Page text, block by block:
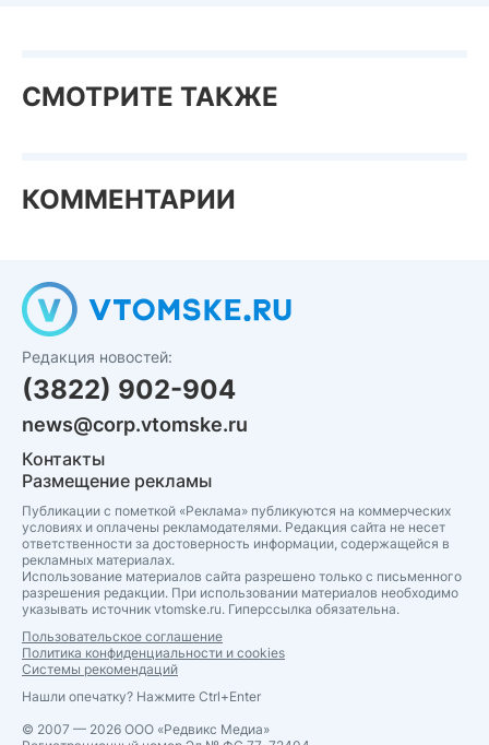
СМОТРИТЕ ТАКЖЕ
КОММЕНТАРИИ
Редакция новостей:
(3822) 902-904
news@corp.vtomske.ru
Контакты
Размещение рекламы
Публикации с пометкой «Реклама» публикуются на коммерческих
условиях и оплачены рекламодателями. Редакция сайта не несет
ответственности за достоверность информации, содержащейся в
рекламных материалах.
Использование материалов сайта разрешено только с письменного
разрешения редакции. При использовании материалов необходимо
указывать источник vtomske.ru. Гиперссылка обязательна.
Пользовательское соглашение
Политика конфиденциальности и cookies
Системы рекомендаций
Нашли опечатку? Нажмите Ctrl+Enter
© 2007 — 2026 ООО «Редвикс Медиа»